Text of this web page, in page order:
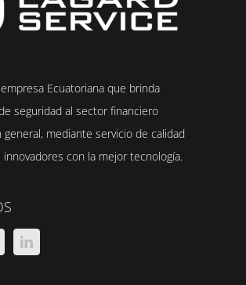
Ecuatoriana que brinda
seguridad al sector financiero
general, mediante servicio de calidad
con la mejor tecnología.